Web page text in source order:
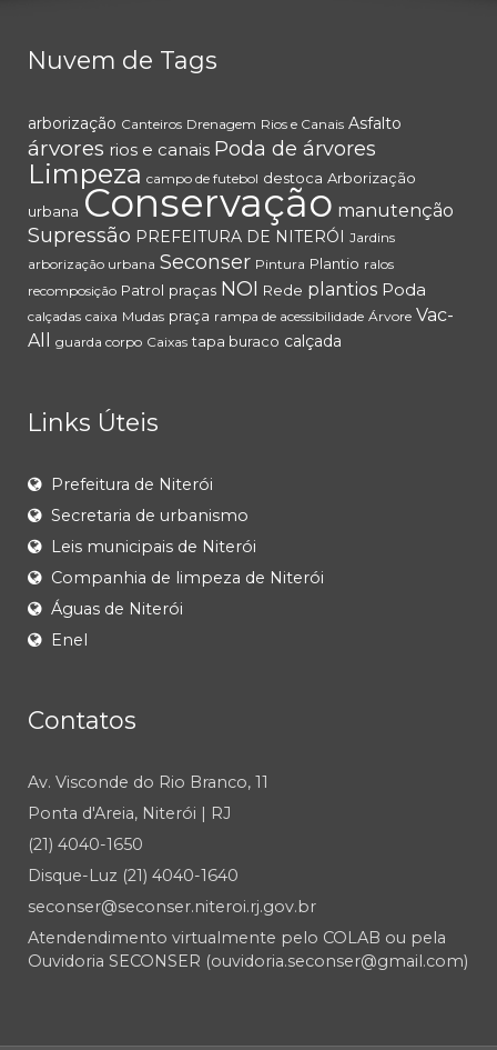
Nuvem de Tags
arborização Canteiros Drenagem Rios e Canais Asfalto
árvores rios e canais Poda de árvores
Limpeza campo de futebol destoca Arborização
urbana Conservação manutenção
Supressão PREFEITURA DE NITERÓI
Jardins
arborização urbana Seconser Pintura Plantio ralos
recomposição Patrol praças NOI Rede plantios Poda
calçadas caixa Mudas praça rampa de acessibilidade Árvore Vac-
All
guarda corpo Caixas tapa buraco calçada
Links Úteis
Prefeitura de Niterói
Secretaria de urbanismo
Leis municipais de Niterói
Companhia de limpeza de Niterói
Águas de Niterói
Enel
Contatos
Av. Visconde do Rio Branco, 11
Ponta d'Areia, Niterói | RJ
(21) 4040-1650
Disque-Luz (21) 4040-1640
seconser@seconser.niteroi.rj.gov.br
Atendendimento virtualmente pelo COLAB ou pela
Ouvidoria SECONSER (ouvidoria.seconser@gmail.com)